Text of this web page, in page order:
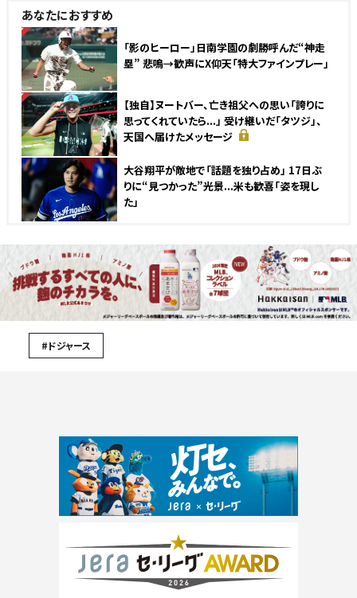
あなたにおすすめ
NEW
「影のヒーロー」日南学園の劇勝呼んだ“神走
塁” 悲鳴→歓声にX仰天「特大ファインプレー」
NEW
【独自】ヌートバー、亡き祖父への思い「誇りに
思ってくれていたら...」 受け継いだ「タツジ」、
天国へ届けたメッセージ
大谷翔平が敵地で「話題を独り占め」 17日ぶ
りに“見つかった”光景...米も歓喜「姿を現し
た」
#ドジャース